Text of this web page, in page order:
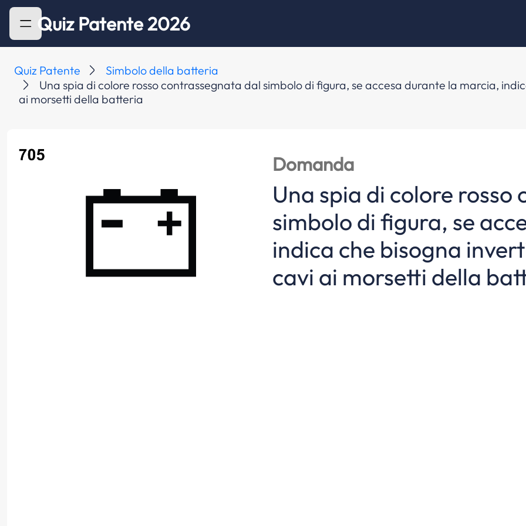
Quiz Patente 2026
Quiz Patente
Simbolo della batteria
Una spia di colore rosso contrassegnata dal simbolo di figura, se accesa durante la marcia,
ai morsetti della batteria
Domanda
Una spia di colore
simbolo di figura, se
indica che bisogna
cavi ai morsetti della